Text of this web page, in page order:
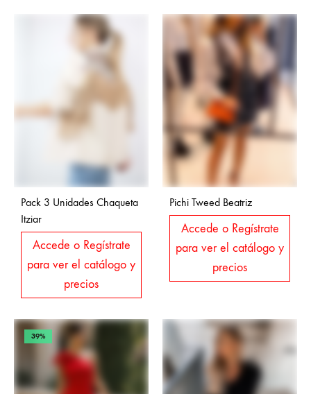
Pack 3 Unidades Chaqueta
Itziar
Accede o Regístrate
para ver el catálogo y
precios
Pichi Tweed Beatriz
Accede o Regístrate
para ver el catálogo y
precios
39%